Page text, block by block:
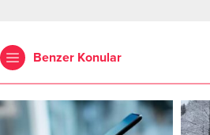
Benzer Konular